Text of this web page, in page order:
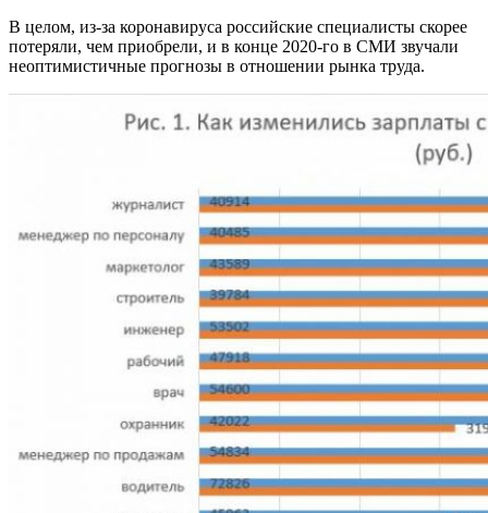
В целом, из-за коронавируса российские специалисты скорее
потеряли, чем приобрели, и в конце 2020-го в СМИ звучали
неоптимистичные прогнозы в отношении рынка труда.